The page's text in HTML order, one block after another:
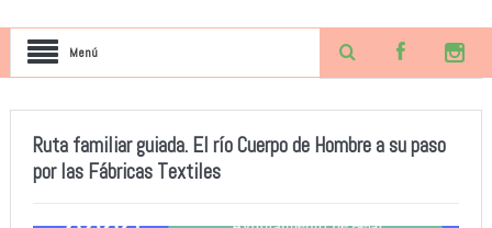
Menú
Ruta familiar guiada. El río Cuerpo de Hombre a su paso
por las Fábricas Textiles